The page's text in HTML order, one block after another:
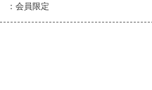
：会員限定